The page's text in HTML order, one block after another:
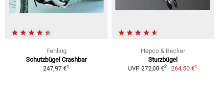
Fehling
Schutzbügel Crashbar
247,97 €1
Hepco & Becker
Sturzbügel
UVP 272,00 €2 264,50 €1